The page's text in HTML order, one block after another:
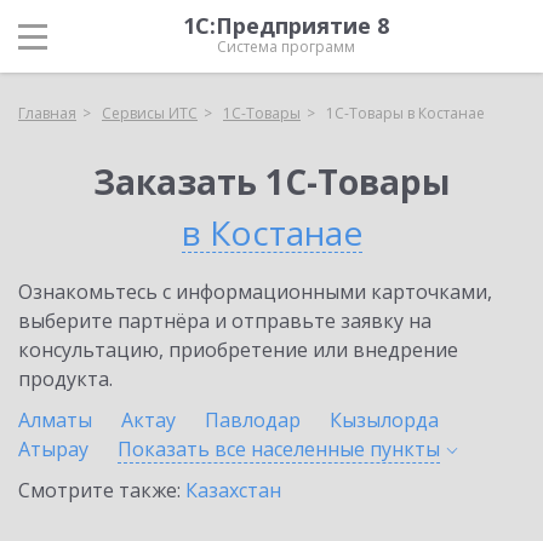
1С:Предприятие 8
Система программ
Главная Сервисы ИТС 1С-Товары 1С-Товары в Костанае
Заказать 1С-Товары
в Костанае
Ознакомьтесь с информационными карточками,
выберите партнёра и отправьте заявку на
консультацию, приобретение или внедрение
продукта.
Алматы
Актау Павлодар
Кызылорда
Атырау
Показать все населенные пункты
Смотрите также: Казахстан